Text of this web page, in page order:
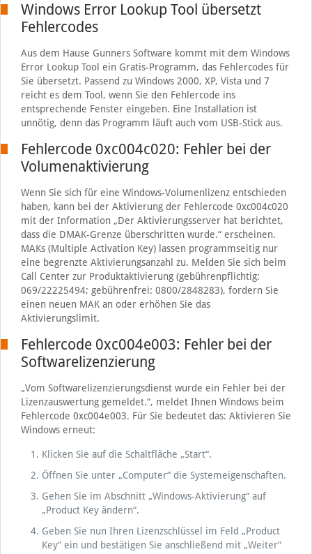
Windows Error Lookup Tool übersetzt
Fehlercodes
Aus dem Hause Gunners Software kommt mit dem Windows
Error Lookup Tool ein Gratis-Programm, das Fehlercodes für
Sie übersetzt. Passend zu Windows 2000, XP, Vista und 7
reicht es dem Tool, wenn Sie den Fehlercode ins
entsprechende Fenster eingeben. Eine Installation ist
unnötig, denn das Programm läuft auch vom USB-Stick aus.
Fehlercode 0xc004c020: Fehler bei der
Volumenaktivierung
Wenn Sie sich für eine Windows-Volumenlizenz entschieden
haben, kann bei der Aktivierung der Fehlercode 0xc004c020
mit der Information „Der Aktivierungsserver hat berichtet,
dass die DMAK-Grenze überschritten wurde.“ erscheinen.
MAKs (Multiple Activation Key) lassen programmseitig nur
eine begrenzte Aktivierungsanzahl zu. Melden Sie sich beim
Call Center zur Produktaktivierung (gebührenpflichtig:
069/22225494; gebührenfrei: 0800/2848283), fordern Sie
einen neuen MAK an oder erhöhen Sie das
Aktivierungslimit.
Fehlercode 0xc004e003: Fehler bei der
Softwarelizenzierung
„Vom Softwarelizenzierungsdienst wurde ein Fehler bei der
Lizenzauswertung gemeldet.“, meldet Ihnen Windows beim
Fehlercode 0xc004e003. Für Sie bedeutet das: Aktivieren Sie
Windows erneut:
Klicken Sie auf die Schaltfläche „Start“.
Öffnen Sie unter „Computer“ die Systemeigenschaften.
Gehen Sie im Abschnitt „Windows-Aktivierung“ auf
„Product Key ändern“.
Geben Sie nun Ihren Lizenzschlüssel im Feld „Product
Key“ ein und bestätigen Sie anschließend mit „Weiter“